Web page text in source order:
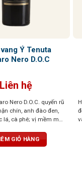
Ý Tenuta
Nero D.O.C
Liên hệ
Nero D.O.C. quyến rũ
chín, anh đào đen,
lá, cà phê; vị mềm mại,
GIỎ HÀNG